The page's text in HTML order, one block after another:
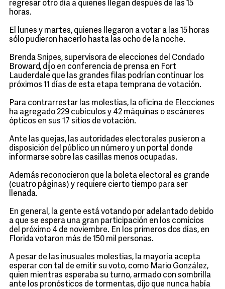
regresar otro día a quienes llegan después de las 15
horas.
El lunes y martes, quienes llegaron a votar a las 15 horas
sólo pudieron hacerlo hasta las ocho de la noche.
Brenda Snipes, supervisora de elecciones del Condado
Broward, dijo en conferencia de prensa en Fort
Lauderdale que las grandes filas podrían continuar los
próximos 11 días de esta etapa temprana de votación.
Para contrarrestar las molestias, la oficina de Elecciones
ha agregado 229 cubículos y 42 máquinas o escáneres
ópticos en sus 17 sitios de votación.
Ante las quejas, las autoridades electorales pusieron a
disposición del público un número y un portal donde
informarse sobre las casillas menos ocupadas.
Además reconocieron que la boleta electoral es grande
(cuatro páginas) y requiere cierto tiempo para ser
llenada.
En general, la gente está votando por adelantado debido
a que se espera una gran participación en los comicios
del próximo 4 de noviembre. En los primeros dos días, en
Florida votaron más de 150 mil personas.
A pesar de las inusuales molestias, la mayoría acepta
esperar con tal de emitir su voto, como Mario González,
quien mientras esperaba su turno, armado con sombrilla
ante los pronósticos de tormentas, dijo que nunca había